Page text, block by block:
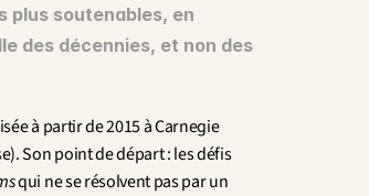
plus soutenables, en
des décennies, et non des
à partir de 2015 à Carnegie
Son point de départ : les défis
qui ne se résolvent pas par un